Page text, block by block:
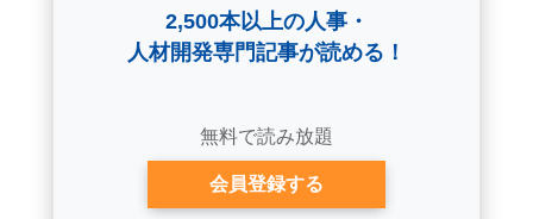
2,500本以上の人事・
人材開発専門記事が読める！
無料で読み放題
会員登録する